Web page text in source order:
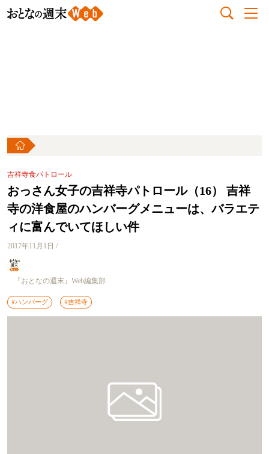
吉祥寺食パトロール
おっさん女子の吉祥寺パトロール（16） 吉祥
寺の洋食屋のハンバーグメニューは、バラエテ
ィに富んでいてほしい件
2017年11月1日 /
『おとなの週末』Web編集部
#ハンバーグ #吉祥寺